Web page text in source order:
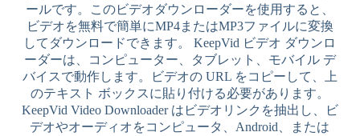
ールです。このビデオダウンローダーを使用すると、
ビデオを無料で簡単にMP4またはMP3ファイルに変換
してダウンロードできます。 KeepVid ビデオ ダウンロ
ーダーは、コンピューター、タブレット、モバイル デ
バイスで動作します。ビデオの URL をコピーして、上
のテキスト ボックスに貼り付ける必要があります。
KeepVid Video Downloader はビデオリンクを抽出し、ビ
デオやオーディオをコンピュータ、Android、または